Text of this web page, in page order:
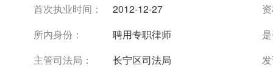
首次执业时间：
2012-12-27
所内身份：
聘用专职律师
主管司法局：
长宁区司法局